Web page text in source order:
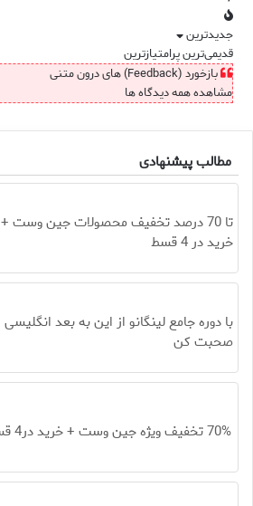
جدیدترین
قدیمی‌ترینپرامتیازترین
بازخورد (Feedback) های درون متنی
مشاهده همه دیدگاه ها
مطالب پیشنهادی
تا 70 درصد تخفیف محصولات جین وست +
خرید در 4 قسط
با دوره جامع لینگانو از این به بعد انگلیسی
صحبت کن
70% تخفیف ویژه جین وست + خرید در4 قسطه